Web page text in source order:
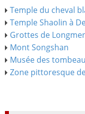
Temple du cheval
Temple Shaolin à
Grottes de
Mont Songshan
Musée des
Zone pittoresque